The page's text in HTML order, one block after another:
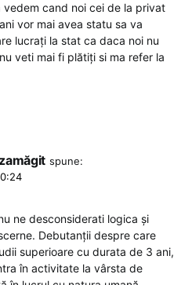
cand noi cei de la privat
vor mai avea statu sa va
lucrați la stat ca daca noi nu
veti mai fi plătiți si ma refer la
spune:
ne desconsiderati logica și
Debutanții despre care
superioare cu durata de 3 ani,
în activitate la vârsta de